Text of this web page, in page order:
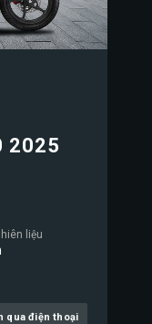
2025
liệu
qua điện thoại